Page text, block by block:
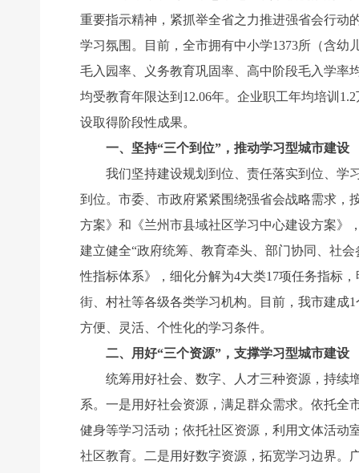
重要指示精神，紧抓举全省之力推进强省会行动
学习氛围。目前，全市拥有中小学1373所（含幼
毛入园率、义务教育巩固率、高中阶段毛入学率
均受教育年限达到12.06年。企业职工年均培训
设取得阶段性成果。
一、坚持“三个到位”，推动学习型城市建设
我们坚持建设规划到位、责任落实到位、学习
到位。市委、市政府紧紧围绕强省会战略需求，
方案》和《兰州市县域社区学习中心建设方案》
建立健全“政府统筹、教育牵头、部门协同、社
性指标体系》，细化分解为4大类17项任务指标
街、村社等各级各类学习机构。目前，我市建成
方便、灵活、个性化的学习条件。
二、用好“三个资源”，支撑学习型城市建设
统筹用好社会、数字、人才三种资源，持续增
系。一是用好社会资源，满足群众需求。依托全
健身等学习活动；依托社区资源，利用文体活动
社区教育。二是用好数字资源，拓宽学习边界。